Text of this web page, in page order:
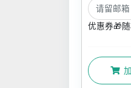
优惠券🎁